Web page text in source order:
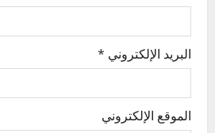
البريد الإلكتروني *
الموقع الإلكتروني